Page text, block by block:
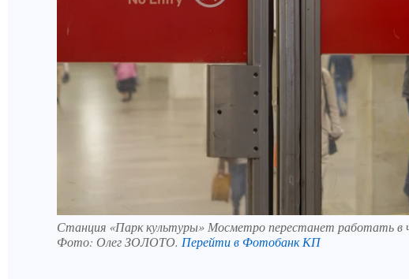
Станция «Парк культуры» Мосметро перестанет работать в
Фото: Олег ЗОЛОТО. Перейти в Фотобанк КП